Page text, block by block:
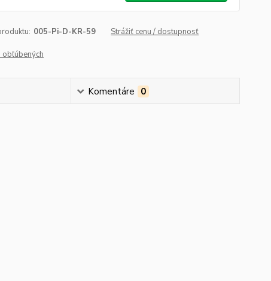
005-Pi-D-KR-59 Strážiť cenu / dostupnosť
obľúbených
Komentáre 0